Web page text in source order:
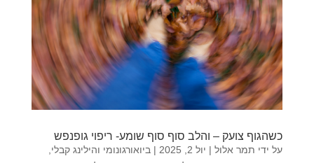
כשהגוף צועק – והלב סוף סוף שומע- ריפוי גופנפש
על ידי תמר אלול| יול 2, 2025 | ביואורגונומי והילינג קבלי